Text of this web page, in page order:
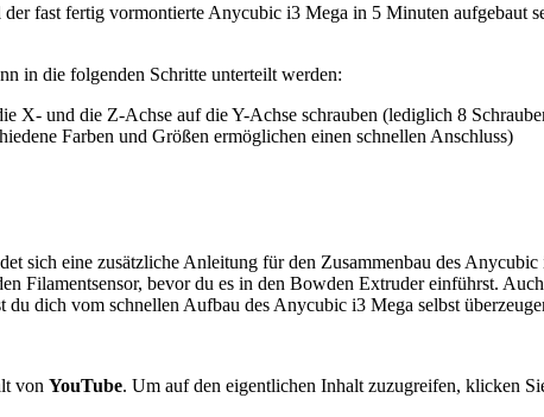
fast fertig vormontierte Anycubic i3 Mega in 5 Minuten aufgebaut
in die folgenden Schritte unterteilt werden:
X- und die Z-Achse auf die Y-Achse schrauben (lediglich 8
Farben und Größen ermöglichen einen schnellen Anschluss)
sich eine zusätzliche Anleitung für den Zusammenbau des
Filamentsensor, bevor du es in den Bowden Extruder einführst.
dich vom schnellen Aufbau des Anycubic i3 Mega selbst
von YouTube. Um auf den eigentlichen Inhalt zuzugreifen, klicken